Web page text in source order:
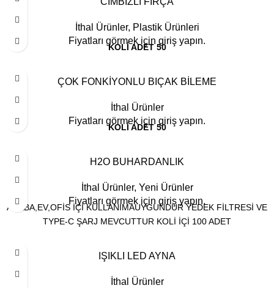
İthal Ürünler, Plastik Ürünleri
Fiyatları görmek için giriş yapın.
KOLİ ADET 50
ÇOK FONKİYONLU BIÇAK BİLEME
İthal Ürünler
Fiyatları görmek için giriş yapın.
KOLİ ADET 50
H2O BUHARDANLIK
İthal Ürünler, Yeni Ürünler
Fiyatları görmek için giriş yapın.
ARABA,EV,OFİS İÇİ KULLANIMAUYGUNDUR YEDEK FİLTRESİ VE
TYPE-C ŞARJ MEVCUTTUR KOLİ İÇİ 100 ADET
IŞIKLI LED AYNA
İthal Ürünler